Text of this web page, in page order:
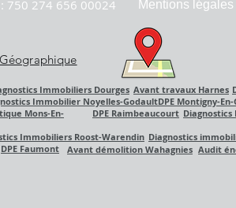
: 750 274 656 00024 Mentions légales
Immobiliers Dourges Avant travaux Harnes
Immobilier Noyelles-GodaultDPE Montigny-
Mons-En-
DPE Raimbeaucourt
Audit
Avant démolition Wahagnies
Immobiliers Roost-Warendin
DPE Faumont
Diagnostics